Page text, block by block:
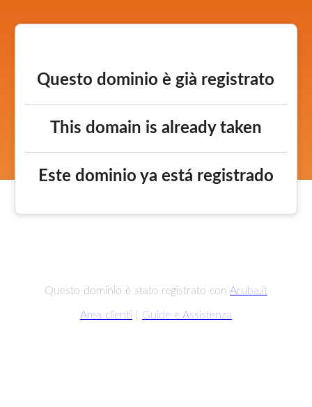
Questo dominio è già registrato
This domain is already taken
Este dominio ya está registrado
Questo dominio è stato registrato con Aruba.it
Area clienti Guide e Assistenza